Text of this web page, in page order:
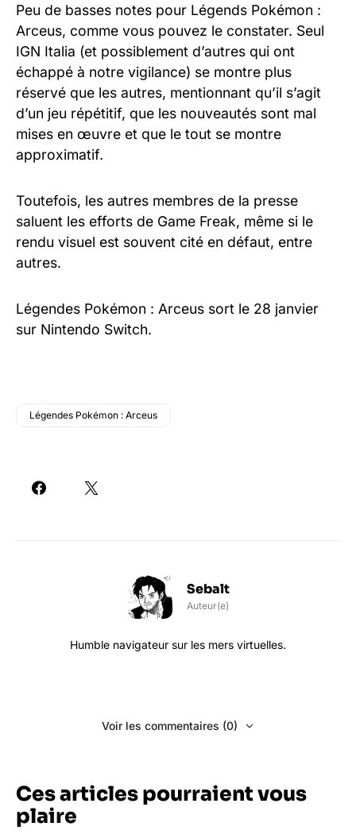
Peu de basses notes pour Légends Pokémon :
Arceus, comme vous pouvez le constater. Seul
IGN Italia (et possiblement d’autres qui ont
échappé à notre vigilance) se montre plus
réservé que les autres, mentionnant qu’il s’agit
d’un jeu répétitif, que les nouveautés sont mal
mises en œuvre et que le tout se montre
approximatif.
Toutefois, les autres membres de la presse
saluent les efforts de Game Freak, même si le
rendu visuel est souvent cité en défaut, entre
autres.
Légendes Pokémon : Arceus sort le 28 janvier
sur Nintendo Switch.
Légendes Pokémon : Arceus
Sebalt
Auteur(e)
Humble navigateur sur les mers virtuelles.
Voir les commentaires (0)
Ces articles pourraient vous
plaire